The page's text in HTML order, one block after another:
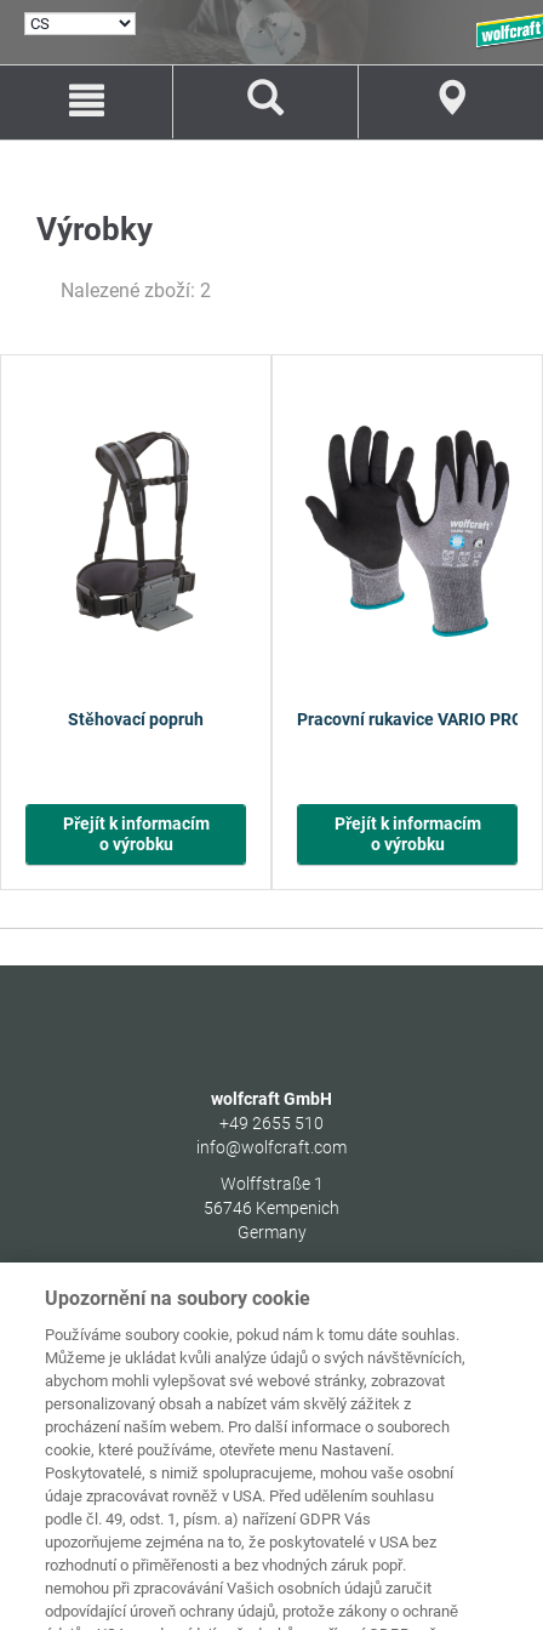
Obsah
Navigaci
Výrobky
Nalezené zboží: 2
Stěhovací popruh
Přejít k informacím
o výrobku
Pracovní rukavice VARIO PRO
Přejít k informacím
o výrobku
wolfcraft GmbH
+49 2655 510
info@wolfcraft.com
Wolffstraße 1
56746 Kempenich
Germany
Domovská
stránka Kontakt Tiráž
Ochrana
osobních
Pravidla a
podmínky
Zásady
používání
souborů
cookie Přihlásit
Prohlášení o
bezbariérovosti
Nastavení souborů cookies
Upozornění na soubory cookie
Používáme soubory cookie, pokud nám k tomu dáte souhlas.
Můžeme je ukládat kvůli analýze údajů o svých návštěvnících,
abychom mohli vylepšovat své webové stránky, zobrazovat
personalizovaný obsah a nabízet vám skvělý zážitek z
procházení naším webem. Pro další informace o souborech
cookie, které používáme, otevřete menu Nastavení.
Poskytovatelé, s nimiž spolupracujeme, mohou vaše osobní
údaje zpracovávat rovněž v USA. Před udělením souhlasu
podle čl. 49, odst. 1, písm. a) nařízení GDPR Vás
upozorňujeme zejména na to, že poskytovatelé v USA bez
rozhodnutí o přiměřenosti a bez vhodných záruk popř.
nemohou při zpracovávání Vašich osobních údajů zaručit
odpovídající úroveň ochrany údajů, protože zákony o ochraně